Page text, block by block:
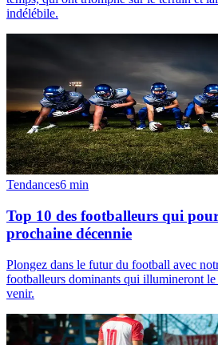
indélébile.
Tendances6 min
Top 10 des footballeurs qui
prochaine décennie
Plongez dans le futur du football avec
footballeurs dominants qui illumineront le
venir.